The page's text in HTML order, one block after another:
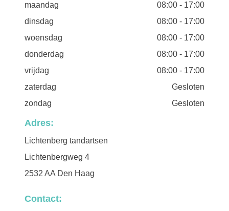
maandag 08:00 - 17:00
dinsdag
08:00 - 17:00
woensdag
08:00 - 17:00
donderdag
08:00 - 17:00
vrijdag
08:00 - 17:00
zaterdag
Gesloten
zondag
Gesloten
Adres:
Lichtenberg tandartsen
Lichtenbergweg 4
2532 AA Den Haag
Contact: